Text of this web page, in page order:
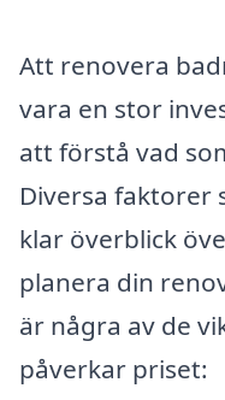
Att renovera
vara en stor
att förstå vad
Diversa faktorer
klar överblick
planera din
är några av de
påverkar priset: